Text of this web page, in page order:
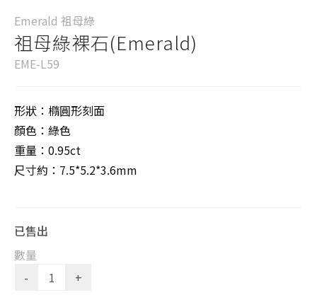
Emerald 祖母綠
祖母綠裸石(Emerald)
EME-L59
形狀：橢圓形刻面
顏色：綠色
重量：0.95ct
尺寸約：7.5*5.2*3.6mm
已售出
數量